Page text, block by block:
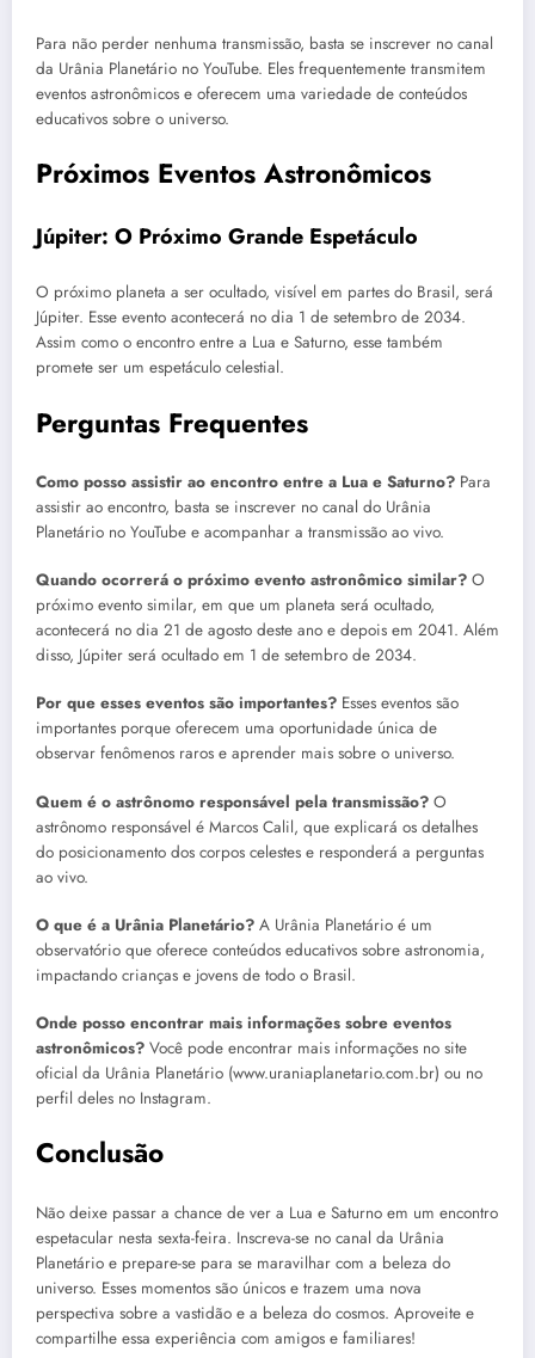
Para não perder nenhuma transmissão, basta se inscrever no canal
da Urânia Planetário no YouTube. Eles frequentemente transmitem
eventos astronômicos e oferecem uma variedade de conteúdos
educativos sobre o universo.
Próximos Eventos Astronômicos
Júpiter: O Próximo Grande Espetáculo
O próximo planeta a ser ocultado, visível em partes do Brasil, será
Júpiter. Esse evento acontecerá no dia 1 de setembro de 2034.
Assim como o encontro entre a Lua e Saturno, esse também
promete ser um espetáculo celestial.
Perguntas Frequentes
Como posso assistir ao encontro entre a Lua e Saturno? Para
assistir ao encontro, basta se inscrever no canal do Urânia
Planetário no YouTube e acompanhar a transmissão ao vivo.
Quando ocorrerá o próximo evento astronômico similar? O
próximo evento similar, em que um planeta será ocultado,
acontecerá no dia 21 de agosto deste ano e depois em 2041. Além
disso, Júpiter será ocultado em 1 de setembro de 2034.
Por que esses eventos são importantes? Esses eventos são
importantes porque oferecem uma oportunidade única de
observar fenômenos raros e aprender mais sobre o universo.
Quem é o astrônomo responsável pela transmissão? O
astrônomo responsável é Marcos Calil, que explicará os detalhes
do posicionamento dos corpos celestes e responderá a perguntas
ao vivo.
O que é a Urânia Planetário? A Urânia Planetário é um
observatório que oferece conteúdos educativos sobre astronomia,
impactando crianças e jovens de todo o Brasil.
Onde posso encontrar mais informações sobre eventos
astronômicos? Você pode encontrar mais informações no site
oficial da Urânia Planetário (www.uraniaplanetario.com.br) ou no
perfil deles no Instagram.
Conclusão
Não deixe passar a chance de ver a Lua e Saturno em um encontro
espetacular nesta sexta-feira. Inscreva-se no canal da Urânia
Planetário e prepare-se para se maravilhar com a beleza do
universo. Esses momentos são únicos e trazem uma nova
perspectiva sobre a vastidão e a beleza do cosmos. Aproveite e
compartilhe essa experiência com amigos e familiares!